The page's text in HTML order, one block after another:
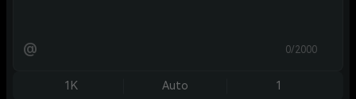
@ 0/2000
1K Auto 1